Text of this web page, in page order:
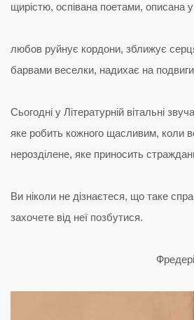
щирістю, оспівана поетами, описана
любов руйнує кордони, зближує
барвами веселки, надихає на
Сьогодні у Літературній вітальні
яке робить кожного щасливим, коли
нерозділене, яке приносить
Ви ніколи не дізнаєтеся, що таке
захочете від неї позбутися.
Фредерік
Відеопрогравач